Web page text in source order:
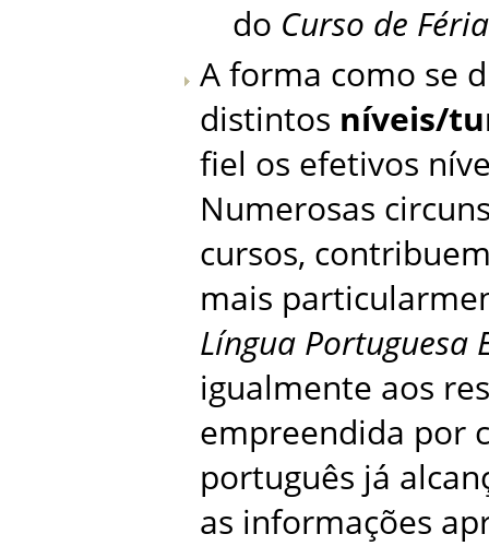
do Curso de
A forma como se
distintos níveis/
fiel os efetivos
Numerosas
cursos,
mais
Língua Portuguesa
igualmente aos
empreendida por
português já
as informações